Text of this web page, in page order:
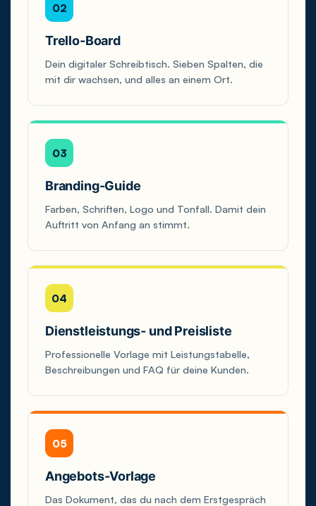
02
Trello-Board
Dein digitaler Schreibtisch. Sieben Spalten, die
mit dir wachsen, und alles an einem Ort.
03
Branding-Guide
Farben, Schriften, Logo und Tonfall. Damit dein
Auftritt von Anfang an stimmt.
04
Dienstleistungs- und Preisliste
Professionelle Vorlage mit Leistungstabelle,
Beschreibungen und FAQ für deine Kunden.
05
Angebots-Vorlage
Das Dokument, das du nach dem Erstgespräch